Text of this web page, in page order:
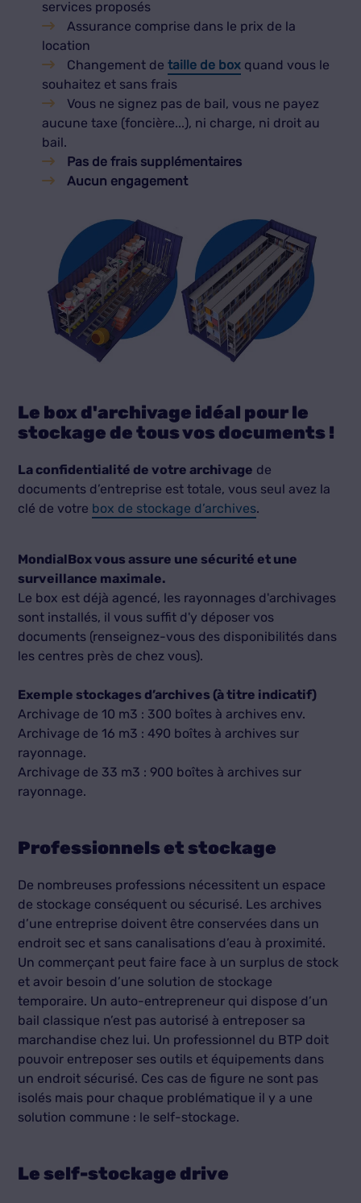
services proposés
Assurance comprise dans le prix de la
location
Changement detaille de box quand vous le
souhaitez et sans frais
Vous ne signez pas de bail, vous ne payez
aucune taxe (foncière...), ni charge, ni droit au
bail.
Pas de frais supplémentaires
Aucun engagement
Le box d'archivage idéal pour le
stockage de tous vos documents !
La confidentialité de votre archivage de
documents d’entreprise est totale, vous seul avez la
clé de votre box de stockage d’archives.
MondialBox vous assure une sécurité et une
surveillance maximale.
Le box est déjà agencé, les rayonnages d'archivages
sont installés, il vous suffit d'y déposer vos
documents (renseignez-vous des disponibilités dans
les centres près de chez vous).
Exemple stockages d’archives (à titre indicatif)
Archivage de 10 m3 : 300 boîtes à archives env.
Archivage de 16 m3 : 490 boîtes à archives sur
rayonnage.
Archivage de 33 m3 : 900 boîtes à archives sur
rayonnage.
Professionnels et stockage
De nombreuses professions nécessitent un espace
de stockage conséquent ou sécurisé. Les archives
d’une entreprise doivent être conservées dans un
endroit sec et sans canalisations d’eau à proximité.
Un commerçant peut faire face à un surplus de stock
et avoir besoin d’une solution de stockage
temporaire. Un auto-entrepreneur qui dispose d’un
bail classique n’est pas autorisé à entreposer sa
marchandise chez lui. Un professionnel du BTP doit
pouvoir entreposer ses outils et équipements dans
un endroit sécurisé. Ces cas de figure ne sont pas
isolés mais pour chaque problématique il y a une
solution commune : le self-stockage.
Le self-stockage drive